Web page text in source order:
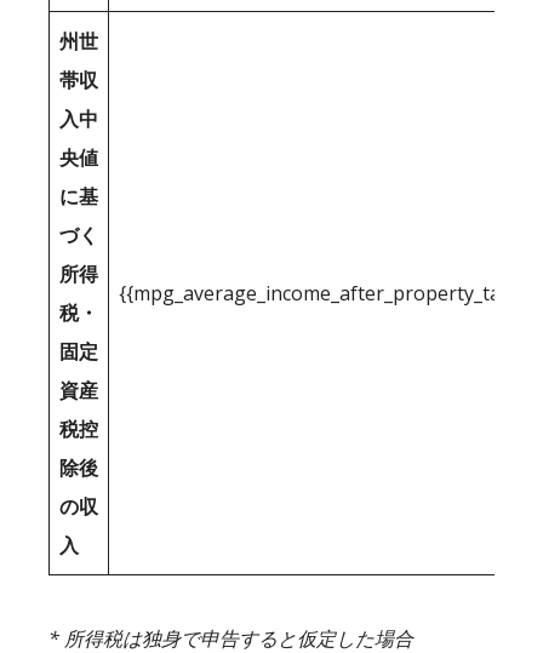
州世
帯収
入中
央値
に基
づく
所得
税・
固定
資産
税控
除後
の収
入
* 所得税は独身で申告すると仮定した場合